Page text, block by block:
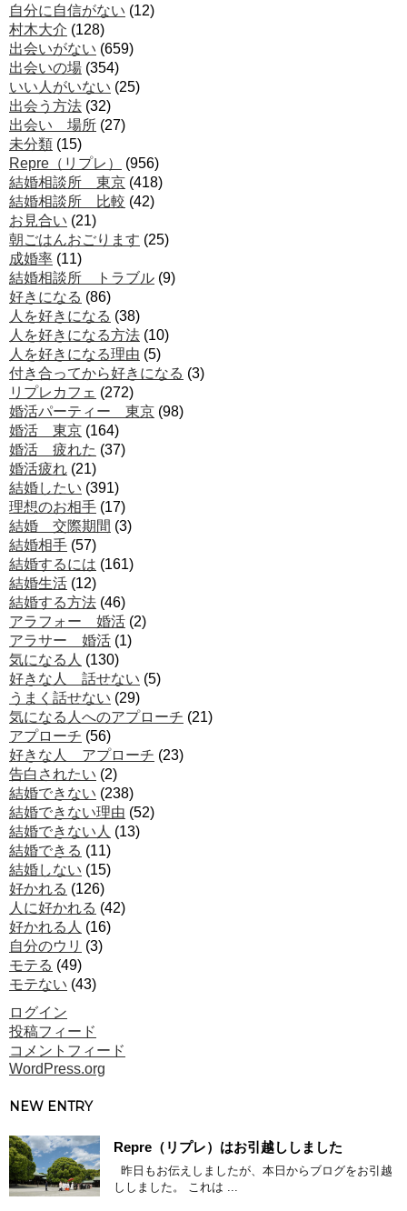
自分に自信がない (12)
村木大介 (128)
出会いがない (659)
出会いの場 (354)
いい人がいない (25)
出会う方法 (32)
出会い 場所 (27)
未分類 (15)
Repre（リプレ）
(956)
結婚相談所 東京 (418)
結婚相談所 比較 (42)
お見合い (21)
朝ごはんおごります (25)
成婚率 (11)
結婚相談所 トラブル (9)
好きになる (86)
人を好きになる (38)
人を好きになる方法 (10)
人を好きになる理由 (5)
付き合ってから好きになる (3)
リプレカフェ (272)
婚活パーティー 東京 (98)
婚活 東京 (164)
婚活 疲れた (37)
婚活疲れ (21)
結婚したい (391)
理想のお相手 (17)
結婚 交際期間 (3)
結婚相手 (57)
結婚するには (161)
結婚生活 (12)
結婚する方法 (46)
アラフォー 婚活 (2)
アラサー 婚活 (1)
気になる人 (130)
好きな人 話せない (5)
うまく話せない (29)
気になる人へのアプローチ (21)
アプローチ (56)
好きな人 アプローチ (23)
告白されたい (2)
結婚できない (238)
結婚できない理由 (52)
結婚できない人 (13)
結婚できる (11)
結婚しない (15)
好かれる (126)
人に好かれる (42)
好かれる人 (16)
自分のウリ (3)
モテる (49)
モテない (43)
ログイン
投稿フィード
コメントフィード
WordPress.org
NEW ENTRY
Repre（リプレ）はお引越ししました
昨日もお伝えしましたが、本日からブログをお引越
ししました。 これは ...